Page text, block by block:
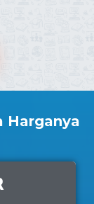
Harganya